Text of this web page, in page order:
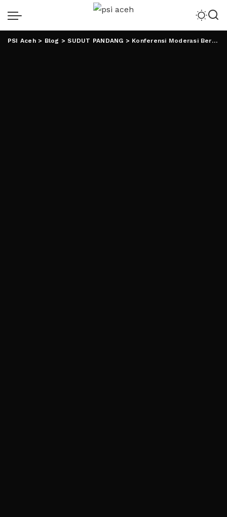
PSI Aceh> Blog >SUDUT PANDANG > Konferensi Moderasi Beragama (Sebuah Asa Harmoni Lintas Benua)